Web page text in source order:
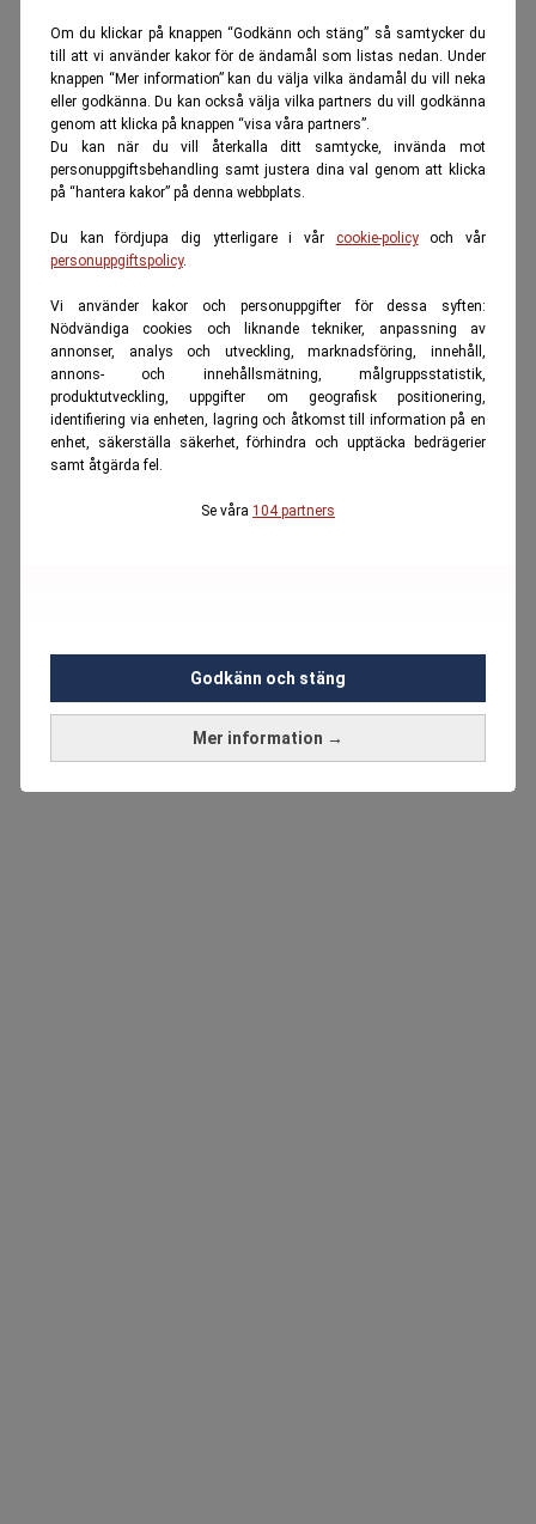
Om du klickar på knappen “Godkänn och stäng” så samtycker du
till att vi använder kakor för de ändamål som listas nedan. Under
knappen “Mer information” kan du välja vilka ändamål du vill neka
eller godkänna. Du kan också välja vilka partners du vill godkänna
genom att klicka på knappen “visa våra partners”.
Du kan när du vill återkalla ditt samtycke, invända mot
personuppgiftsbehandling samt justera dina val genom att klicka
på “hantera kakor” på denna webbplats.
Du kan fördjupa dig ytterligare i vår cookie-policyoch vår
personuppgiftspolicy.
Vi använder kakor och personuppgifter för dessa syften:
Nödvändiga cookies och liknande tekniker, anpassning av
annonser, analys och utveckling, marknadsföring, innehåll,
annons- och innehållsmätning, målgruppsstatistik,
produktutveckling, uppgifter om geografisk positionering,
identifiering via enheten, lagring och åtkomst till information på en
enhet, säkerställa säkerhet, förhindra och upptäcka bedrägerier
samt åtgärda fel.
Se våra 104 partners
Mer information →
Godkänn och stäng